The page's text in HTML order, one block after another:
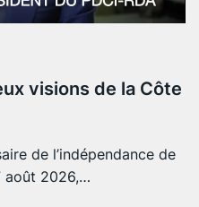
visions de la Côte
de l’indépendance de
août 2026,…